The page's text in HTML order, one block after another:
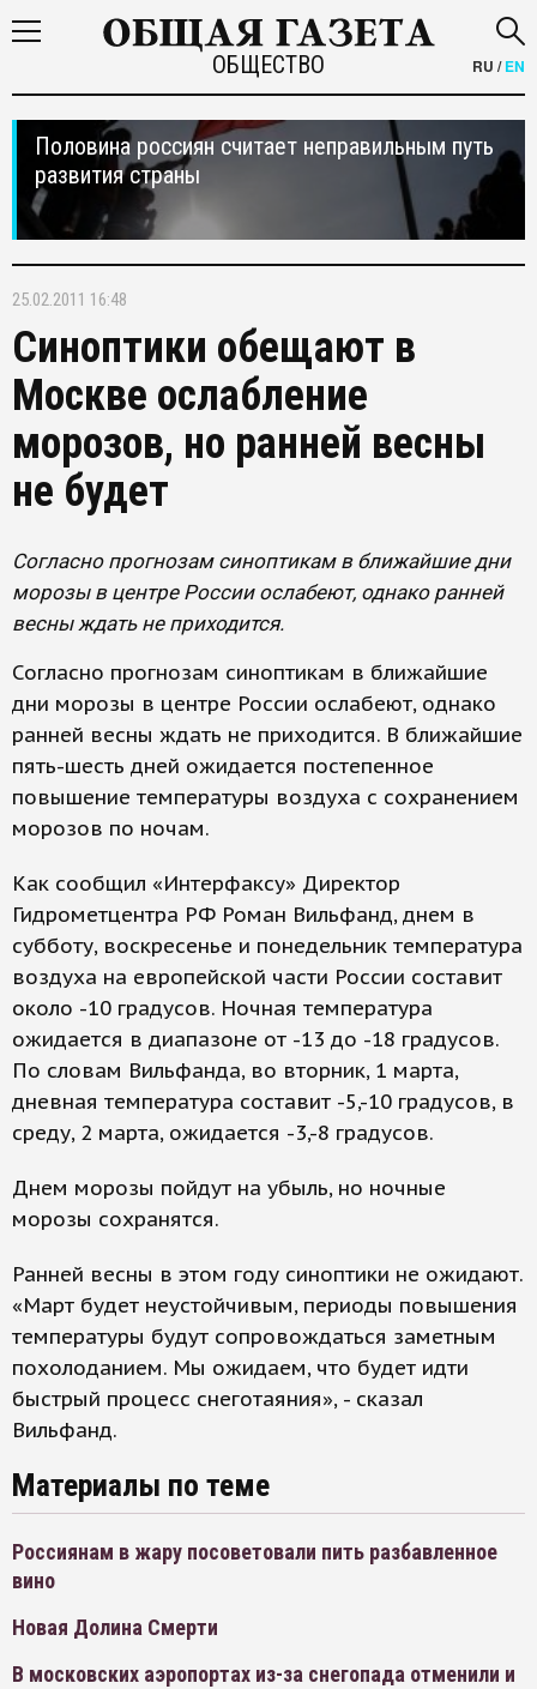
ОБЩЕСТВО RU /EN
Половина россиян считает неправильным путь
развития страны
25.02.2011 16:48
Синоптики обещают в
Москве ослабление
морозов, но ранней весны
не будет
Согласно прогнозам синоптикам в ближайшие дни
морозы в центре России ослабеют, однако ранней
весны ждать не приходится.
Согласно прогнозам синоптикам в ближайшие
дни морозы в центре России ослабеют, однако
ранней весны ждать не приходится. В ближайшие
пять-шесть дней ожидается постепенное
повышение температуры воздуха с сохранением
морозов по ночам.
Как сообщил «Интерфаксу» Директор
Гидрометцентра РФ Роман Вильфанд, днем в
субботу, воскресенье и понедельник температура
воздуха на европейской части России составит
около -10 градусов. Ночная температура
ожидается в диапазоне от -13 до -18 градусов.
По словам Вильфанда, во вторник, 1 марта,
дневная температура составит -5,-10 градусов, в
среду, 2 марта, ожидается -3,-8 градусов.
Днем морозы пойдут на убыль, но ночные
морозы сохранятся.
Ранней весны в этом году синоптики не ожидают.
«Март будет неустойчивым, периоды повышения
температуры будут сопровождаться заметным
похолоданием. Мы ожидаем, что будет идти
быстрый процесс снеготаяния», - сказал
Вильфанд.
Материалы по теме
Россиянам в жару посоветовали пить разбавленное
вино
Новая Долина Смерти
В московских аэропортах из-за снегопада отменили и